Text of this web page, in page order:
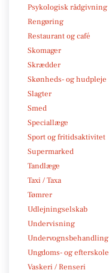
Psykologisk rådgivning
Rengøring
Restaurant og café
Skomager
Skrædder
Skønheds- og hudpleje
Slagter
Smed
Speciallæge
Sport og fritidsaktivitet
Supermarked
Tandlæge
Taxi / Taxa
Tømrer
Udlejningselskab
Undervisning
Undervognsbehandling
Ungdoms- og efterskole
Vaskeri / Renseri